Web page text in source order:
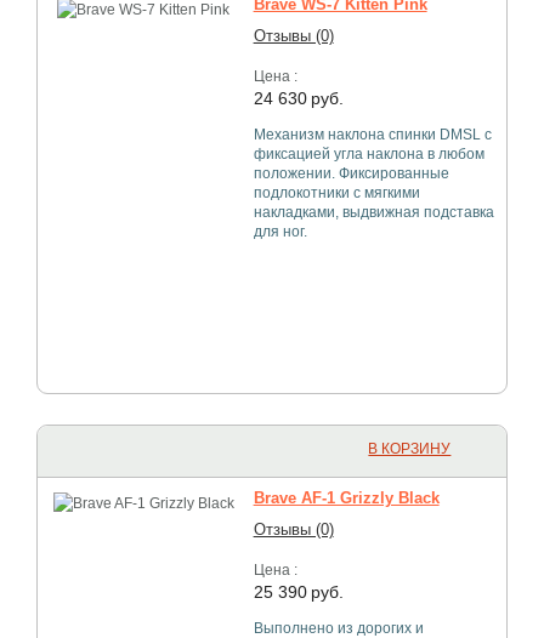
Brave WS-7 Kitten Pink
Отзывы (0)
Цена :
24 630 руб.
Механизм наклона спинки DMSL с
фиксацией угла наклона в любом
положении. Фиксированные
подлокотники с мягкими
накладками, выдвижная подставка
для ног.
В КОРЗИНУ
Brave AF-1 Grizzly Black
Отзывы (0)
Цена :
25 390 руб.
Выполнено из дорогих и